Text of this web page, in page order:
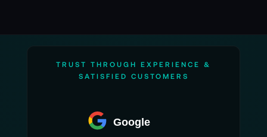
TRUST THROUGH EXPERIENCE &
SATISFIED CUSTOMERS
Google